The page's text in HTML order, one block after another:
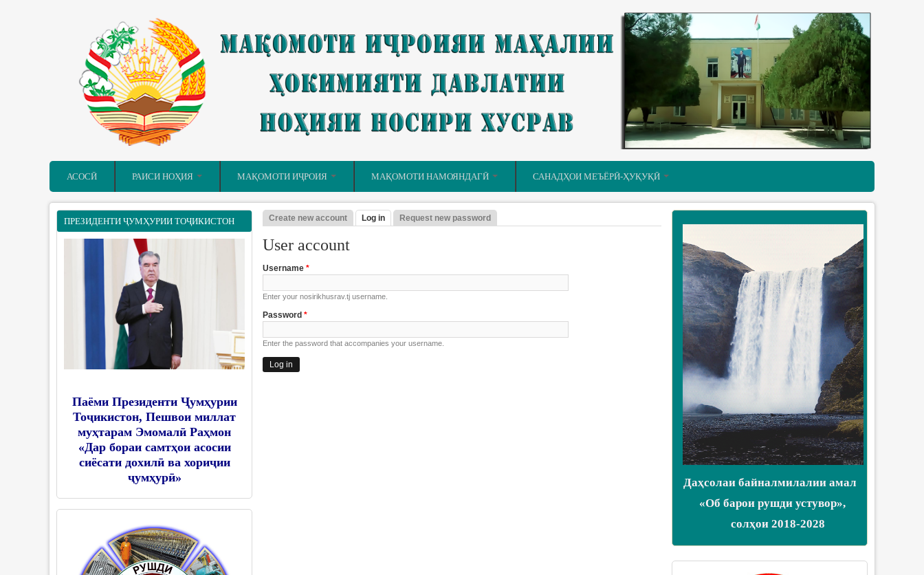
АСОСӢ РАИСИ НОҲИЯ МАҚОМОТИ ИҶРОИЯ МАҚОМОТИ НАМОЯНДАГӢ САНАДҲОИ МЕЪЁРӢ-ҲУҚУҚӢ
Primary tabs
Create new account Log in(active tab)
Request new password
User account
Username *
Enter your nosirikhusrav.tj username.
Password *
Enter the password that accompanies your username.
ПРЕЗИДЕНТИ ҶУМҲУРИИ ТОҶИКИСТОН
Паёми Президенти Ҷумҳурии
Тоҷикистон, Пешвои миллат
муҳтарам Эмомалӣ Раҳмон
«Дар бораи самтҳои асосии
сиёсати дохилӣ ва хориҷии
ҷумҳурӣ»
Даҳсолаи байналмилалии амал
«Об барои рушди устувор»,
солҳои 2018-2028